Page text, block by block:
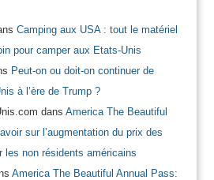
Camping aux USA : tout le matériel
pour camper aux Etats-Unis
Peut-on ou doit-on continuer de
à l’ère de Trump ?
dans America The Beautiful
sur l’augmentation du prix des
les non résidents américains
America The Beautiful Annual Pass: